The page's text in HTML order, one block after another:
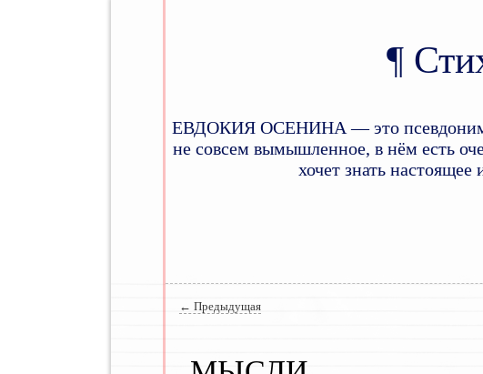
ЕВДОКИЯ ОСЕНИНА — это псевдоним.
не совсем вымышленное, в нём есть
хочет знать
Навигация по записям
← Предыдущая